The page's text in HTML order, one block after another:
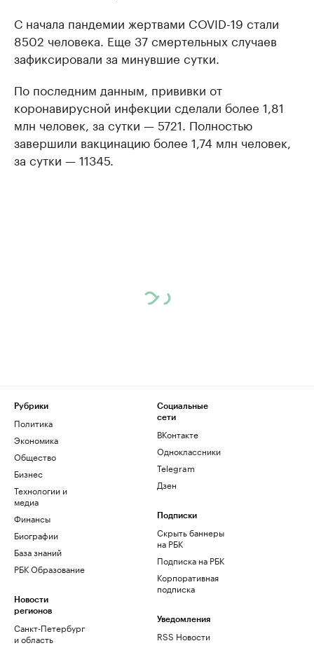
С начала пандемии жертвами COVID-19 стали
8502 человека. Еще 37 смертельных случаев
зафиксировали за минувшие сутки.
По последним данным, прививки от
коронавирусной инфекции сделали более 1,81
млн человек, за сутки — 5721. Полностью
завершили вакцинацию более 1,74 млн человек,
за сутки — 11345.
Рубрики
Политика
Экономика
Общество
Бизнес
Технологии и
медиа
Финансы
Биографии
База знаний
РБК Образование
Новости
регионов
Санкт-Петербург
и область
Социальные
сети
ВКонтакте
Одноклассники
Telegram
Дзен
Подписки
Скрыть баннеры
на РБК
Подписка на РБК
Корпоративная
подписка
Уведомления
RSS Новости